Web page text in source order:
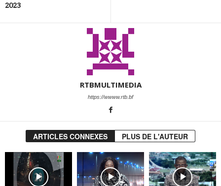
2023
RTBMULTIMEDIA
https://wwww.rtb.bf
ARTICLES CONNEXES PLUS DE L'AUTEUR